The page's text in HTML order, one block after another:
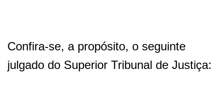
Confira-se, a propósito, o seguinte
julgado do Superior Tribunal de Justiça: